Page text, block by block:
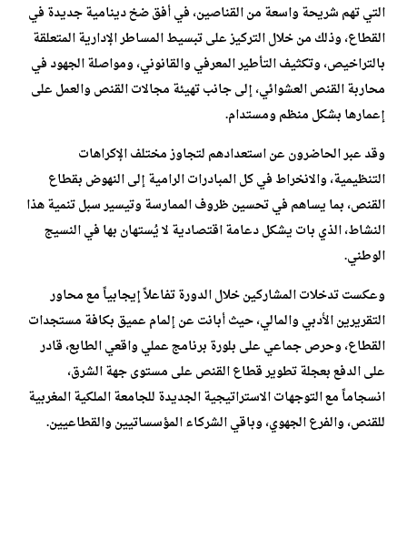
التي تهم شريحة واسعة من القناصين، في أفق ضخ دينامية جديدة في
القطاع، وذلك من خلال التركيز على تبسيط المساطر الإدارية المتعلقة
بالتراخيص، وتكثيف التأطير المعرفي والقانوني، ومواصلة الجهود في
محاربة القنص العشوائي، إلى جانب تهيئة مجالات القنص والعمل على
إعمارها بشكل منظم ومستدام.
وقد عبر الحاضرون عن استعدادهم لتجاوز مختلف الإكراهات
التنظيمية، والانخراط في كل المبادرات الرامية إلى النهوض بقطاع
القنص، بما يساهم في تحسين ظروف الممارسة وتيسير سبل تنمية هذا
النشاط، الذي بات يشكل دعامة اقتصادية لا يُستهان بها في النسيج
الوطني.
وعكست تدخلات المشاركين خلال الدورة تفاعلاً إيجابياً مع محاور
التقريرين الأدبي والمالي، حيث أبانت عن إلمام عميق بكافة مستجدات
القطاع، وحرص جماعي على بلورة برنامج عملي واقعي الطابع، قادر
على الدفع بعجلة تطوير قطاع القنص على مستوى جهة الشرق،
انسجاماً مع التوجهات الاستراتيجية الجديدة للجامعة الملكية المغربية
للقنص، والفرع الجهوي، وباقي الشركاء المؤسساتيين والقطاعيين.